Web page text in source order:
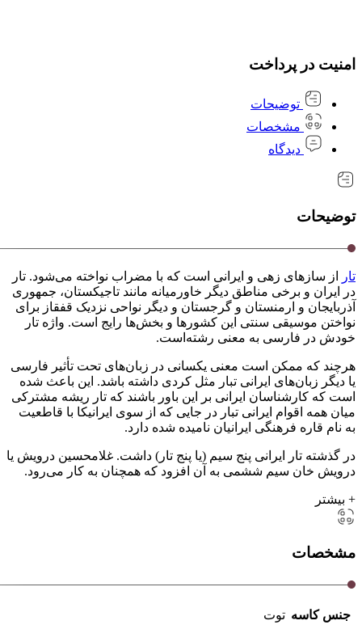
امنیت در پرداخت
توضیحات
مشخصات
دیدگاه
توضیحات
تار
از سازهای زهی و ایرانی است که با مضراب نواخته می‌شود. تار
در ایران و برخی مناطق دیگر خاورمیانه مانند تاجیکستان، جمهوری
آذربایجان و ارمنستان و گرجستان و دیگر نواحی نزدیک قفقاز برای
نواختن موسیقی سنتی این کشورها و بخش‌ها رایج است. واژه تار
خودش در فارسی به معنی رشته‌است.
هرچند که ممکن است معنی یکسانی در زبان‌های تحت تأثیر فارسی
یا دیگر زبان‌های ایرانی تبار مثل کردی داشته باشد. این باعث شده‌
است که کارشناسان ایرانی بر این باور باشند که تار ریشه مشترکی
میان همه اقوام ایرانی تبار در جایی که از سوی ایرانیکا با قاطعیت
به نام قاره فرهنگی ایرانیان نامیده شده دارد.
در گذشته تار ایرانی پنج سیم (یا پنج تار) داشت. غلامحسین درویش یا
درویش خان سیم ششمی به آن افزود که همچنان به کار می‌رود.
+ بیشتر
مشخصات
جنس کاسه توت